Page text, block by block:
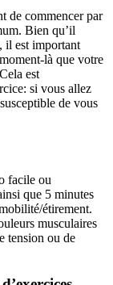
de commencer par
Bien qu’il
il est important
là que votre
est
si vous allez
de vous
facile ou
que 5 minutes
étirement.
musculaires
tension ou de